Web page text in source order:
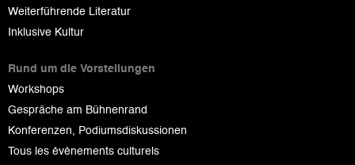
Weiterführende Literatur
Inklusive Kultur
Rund um die Vorstellungen
Workshops
Gespräche am Bühnenrand
Konferenzen, Podiumsdiskussionen
Tous les événements culturels